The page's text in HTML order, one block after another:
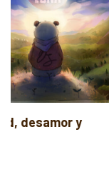
AUDIO INDIE
Cuatro